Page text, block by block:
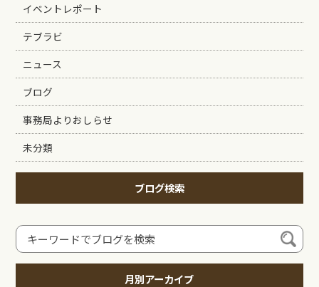
イベントレポート
テブラビ
ニュース
ブログ
事務局よりおしらせ
未分類
ブログ検索
月別アーカイブ